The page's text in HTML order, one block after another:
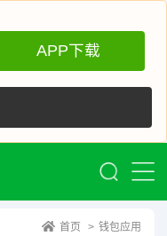
APP下载
首页 > 钱包应用